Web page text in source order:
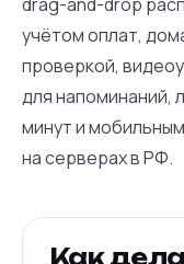
учётом оплат,
проверкой,
для напоминаний,
минут и
на серверах в РФ.
Как